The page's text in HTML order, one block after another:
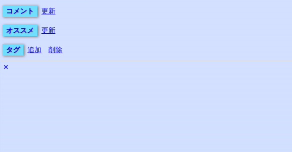
コメント 更新
オススメ 更新
タグ 追加 削除
✕